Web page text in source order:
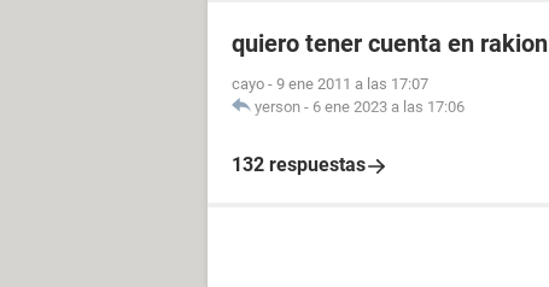
quiero tener cuenta en rakion
cayo - 9 ene 2011 a las 17:07
yerson - 6 ene 2023 a las 17:06
132 respuestas